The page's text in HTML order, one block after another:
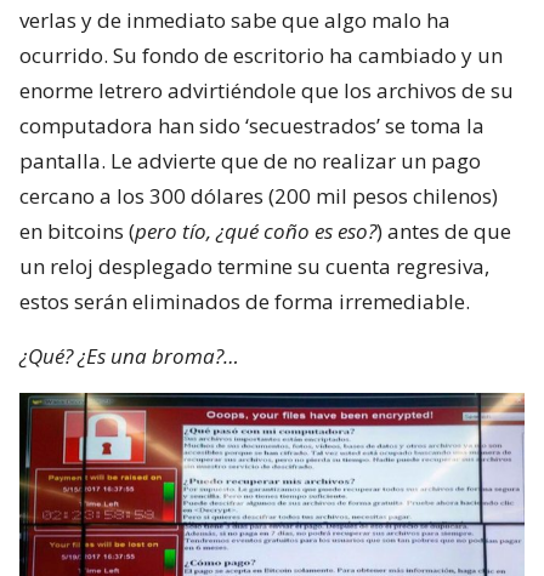
verlas y de inmediato sabe que algo malo ha
ocurrido. Su fondo de escritorio ha cambiado y un
enorme letrero advirtiéndole que los archivos de su
computadora han sido ‘secuestrados’ se toma la
pantalla. Le advierte que de no realizar un pago
cercano a los 300 dólares (200 mil pesos chilenos)
en bitcoins (pero tío, ¿qué coño es eso?) antes de que
un reloj desplegado termine su cuenta regresiva,
estos serán eliminados de forma irremediable.
¿Qué? ¿Es una broma?…